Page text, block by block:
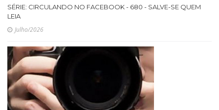
SÉRIE: CIRCULANDO NO FACEBOOK - 680 - SALVE-SE QUEM
LEIA
Julho/2026